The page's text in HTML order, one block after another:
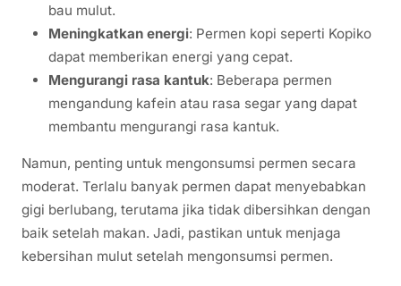
bau mulut.
Meningkatkan energi: Permen kopi seperti Kopiko
dapat memberikan energi yang cepat.
Mengurangi rasa kantuk: Beberapa permen
mengandung kafein atau rasa segar yang dapat
membantu mengurangi rasa kantuk.
Namun, penting untuk mengonsumsi permen secara
moderat. Terlalu banyak permen dapat menyebabkan
gigi berlubang, terutama jika tidak dibersihkan dengan
baik setelah makan. Jadi, pastikan untuk menjaga
kebersihan mulut setelah mengonsumsi permen.